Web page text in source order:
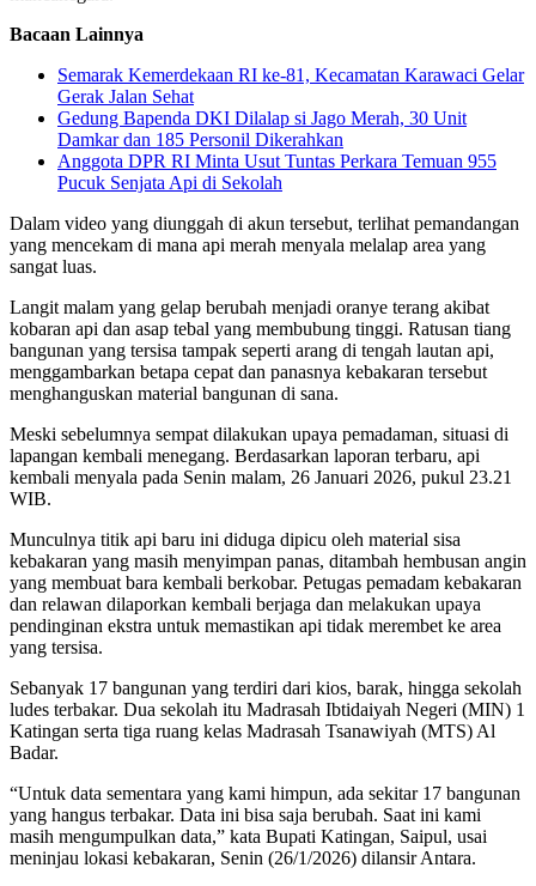
Bacaan Lainnya
Semarak Kemerdekaan RI ke-81, Kecamatan Karawaci Gelar
Gerak Jalan Sehat
Gedung Bapenda DKI Dilalap si Jago Merah, 30 Unit
Damkar dan 185 Personil Dikerahkan
Anggota DPR RI Minta Usut Tuntas Perkara Temuan 955
Pucuk Senjata Api di Sekolah
Dalam video yang diunggah di akun tersebut, terlihat pemandangan
yang mencekam di mana api merah menyala melalap area yang
sangat luas.
Langit malam yang gelap berubah menjadi oranye terang akibat
kobaran api dan asap tebal yang membubung tinggi. Ratusan tiang
bangunan yang tersisa tampak seperti arang di tengah lautan api,
menggambarkan betapa cepat dan panasnya kebakaran tersebut
menghanguskan material bangunan di sana.
​Meski sebelumnya sempat dilakukan upaya pemadaman, situasi di
lapangan kembali menegang. Berdasarkan laporan terbaru, api
kembali menyala pada Senin malam, 26 Januari 2026, pukul 23.21
WIB.
​Munculnya titik api baru ini diduga dipicu oleh material sisa
kebakaran yang masih menyimpan panas, ditambah hembusan angin
yang membuat bara kembali berkobar. Petugas pemadam kebakaran
dan relawan dilaporkan kembali berjaga dan melakukan upaya
pendinginan ekstra untuk memastikan api tidak merembet ke area
yang tersisa.
Sebanyak 17 bangunan yang terdiri dari kios, barak, hingga sekolah
ludes terbakar. Dua sekolah itu Madrasah Ibtidaiyah Negeri (MIN) 1
Katingan serta tiga ruang kelas Madrasah Tsanawiyah (MTS) Al
Badar.
“Untuk data sementara yang kami himpun, ada sekitar 17 bangunan
yang hangus terbakar. Data ini bisa saja berubah. Saat ini kami
masih mengumpulkan data,” kata Bupati Katingan, Saipul, usai
meninjau lokasi kebakaran, Senin (26/1/2026) dilansir Antara.